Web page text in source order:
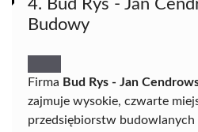
4. Bud Rys - Jan
Budowy
Firma Bud Rys - Jan
zajmuje wysokie, czwarte
przedsiębiorstw